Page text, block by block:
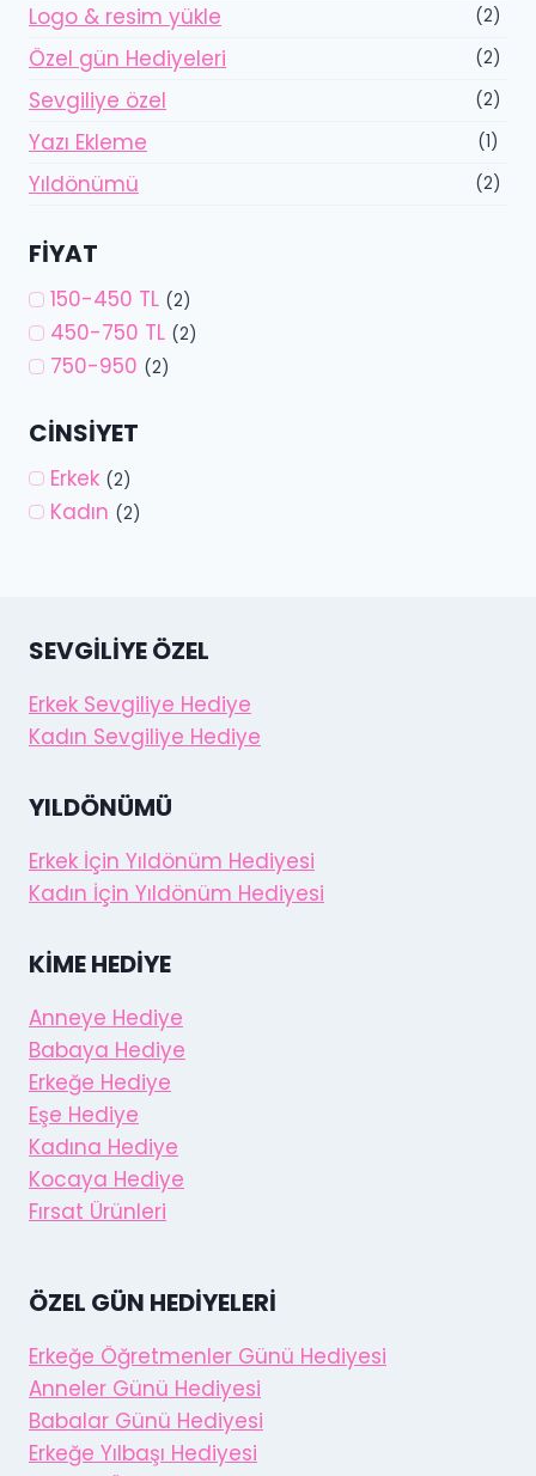
Logo & resim yükle (2)
Özel gün Hediyeleri (2)
Sevgiliye özel (2)
Yazı Ekleme (1)
Yıldönümü (2)
FIYAT
150-450 TL (2)
450-750 TL (2)
750-950 (2)
CINSIYET
Erkek (2)
Kadın (2)
SEVGILIYE ÖZEL
Erkek Sevgiliye Hediye
Kadın Sevgiliye Hediye
YILDÖNÜMÜ
Erkek İçin Yıldönüm Hediyesi
Kadın İçin Yıldönüm Hediyesi
KIME HEDIYE
Anneye Hediye
Babaya Hediye
Erkeğe Hediye
Eşe Hediye
Kadına Hediye
Kocaya Hediye
Fırsat Ürünleri
ÖZEL GÜN HEDIYELERI
Erkeğe Öğretmenler Günü Hediyesi
Anneler Günü Hediyesi
Babalar Günü Hediyesi
Erkeğe Yılbaşı Hediyesi